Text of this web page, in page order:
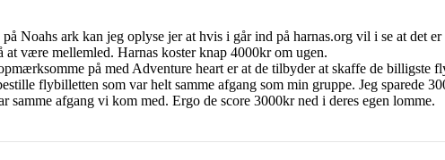
Noahs ark kan jeg oplyse jer at hvis i går ind på harnas.org vil i se at det
at være mellemled. Harnas koster knap 4000kr om ugen.
på med Adventure heart er at de tilbyder at skaffe de billigste
flybilletten som var helt samme afgang som min gruppe. Jeg sparede
samme afgang vi kom med. Ergo de score 3000kr ned i deres egen lomme.